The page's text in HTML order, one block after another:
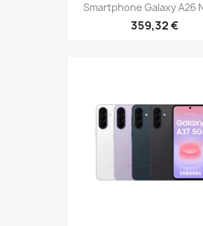
Smartphone Galaxy A26
359,32 €